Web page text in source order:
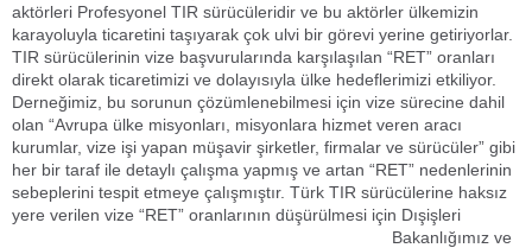
aktörleri Profesyonel TIR sürücüleridir ve bu aktörler ülkemizin
karayoluyla ticaretini taşıyarak çok ulvi bir görevi yerine getiriyorlar.
TIR sürücülerinin vize başvurularında karşılaşılan “RET” oranları
direkt olarak ticaretimizi ve dolayısıyla ülke hedeflerimizi etkiliyor.
Derneğimiz, bu sorunun çözümlenebilmesi için vize sürecine dahil
olan “Avrupa ülke misyonları, misyonlara hizmet veren aracı
kurumlar, vize işi yapan müşavir şirketler, firmalar ve sürücüler” gibi
her bir taraf ile detaylı çalışma yapmış ve artan “RET” nedenlerinin
sebeplerini tespit etmeye çalışmıştır. Türk TIR sürücülerine haksız
yere verilen vize “RET” oranlarının düşürülmesi için Dışişleri
Bakanlığımız ve